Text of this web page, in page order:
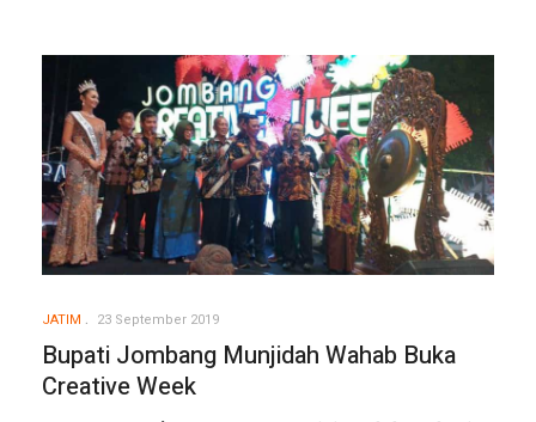
JATIM 23 September 2019
Bupati Jombang Munjidah Wahab Buka
Creative Week